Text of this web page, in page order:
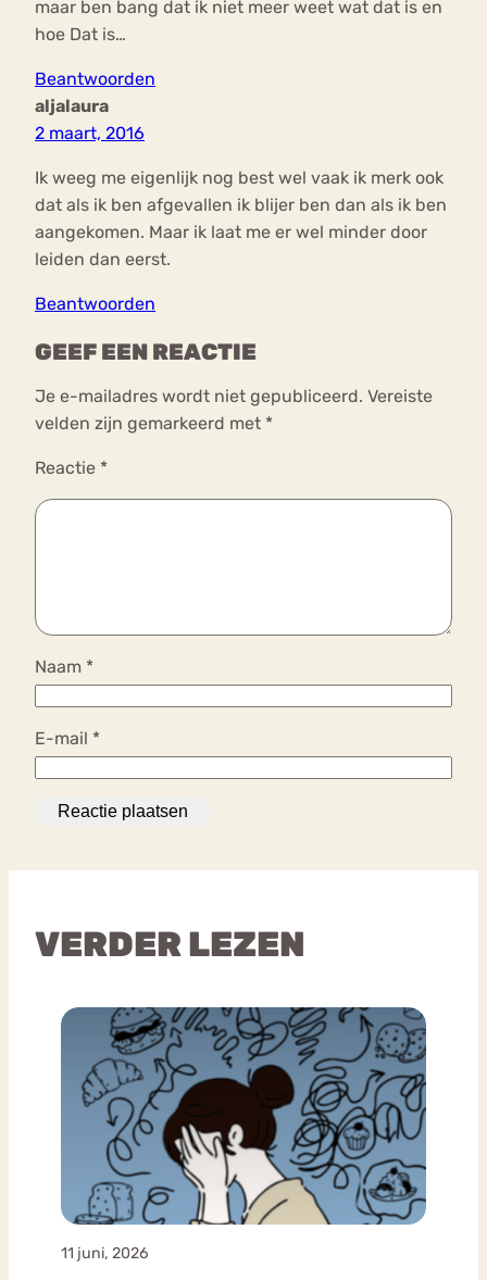
maar ben bang dat ik niet meer weet wat dat is en
hoe Dat is…
Beantwoorden
aljalaura
2 maart, 2016
Ik weeg me eigenlijk nog best wel vaak ik merk ook
dat als ik ben afgevallen ik blijer ben dan als ik ben
aangekomen. Maar ik laat me er wel minder door
leiden dan eerst.
Beantwoorden
GEEF EEN REACTIE
Je e-mailadres wordt niet gepubliceerd. Vereiste
velden zijn gemarkeerd met *
Reactie *
Naam *
E-mail *
VERDER LEZEN
11 juni, 2026